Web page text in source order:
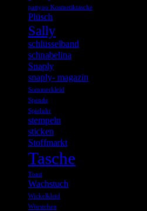
pattyoo Kosmetiktasche
Plüsch
Sally
schlüsselband
schnabelina
Snaply
snaply- magazin
Sommerkleid
Spende
Spieluhr
stempeln
sticken
Stoffmarkt
Tasche
Toast
Wachstuch
Wickelkleid
Würstchen